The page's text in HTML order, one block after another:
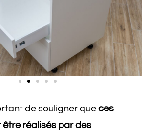
de souligner que ces
réalisés par des